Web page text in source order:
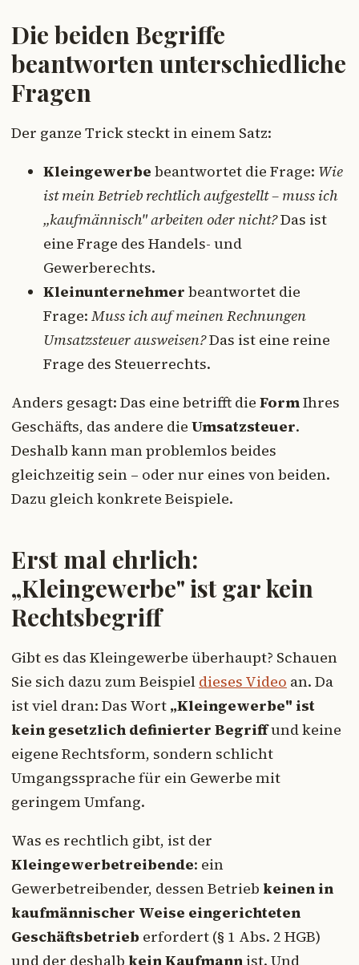
Die beiden Begriffe
beantworten unterschiedliche
Fragen
Der ganze Trick steckt in einem Satz:
Kleingewerbe beantwortet die Frage: Wie
ist mein Betrieb rechtlich aufgestellt – muss ich
„kaufmännisch" arbeiten oder nicht?Das ist
eine Frage des Handels- und
Gewerberechts.
Kleinunternehmer beantwortet die
Frage: Muss ich auf meinen Rechnungen
Umsatzsteuer ausweisen?Das ist eine reine
Frage des Steuerrechts.
Anders gesagt: Das eine betrifft die FormIhres
Geschäfts, das andere die Umsatzsteuer.
Deshalb kann man problemlos beides
gleichzeitig sein – oder nur eines von beiden.
Dazu gleich konkrete Beispiele.
Erst mal ehrlich:
„Kleingewerbe" ist gar kein
Rechtsbegriff
Gibt es das Kleingewerbe überhaupt? Schauen
Sie sich dazu zum Beispiel dieses Video an. Da
ist viel dran: Das Wort „Kleingewerbe" ist
kein gesetzlich definierter Begriffund keine
eigene Rechtsform, sondern schlicht
Umgangssprache für ein Gewerbe mit
geringem Umfang.
Was es rechtlich gibt, ist der
Kleingewerbetreibende: ein
Gewerbetreibender, dessen Betrieb keinen in
kaufmännischer Weise eingerichteten
Geschäftsbetrieb erfordert (§ 1 Abs. 2 HGB)
und der deshalb kein Kaufmann ist. Und